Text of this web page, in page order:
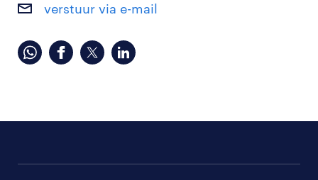
verstuur via e-mail